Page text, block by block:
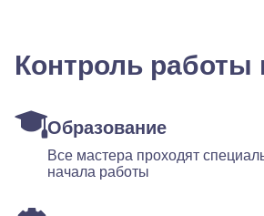
Контроль работы
Образование
Все мастера проходят
начала работы